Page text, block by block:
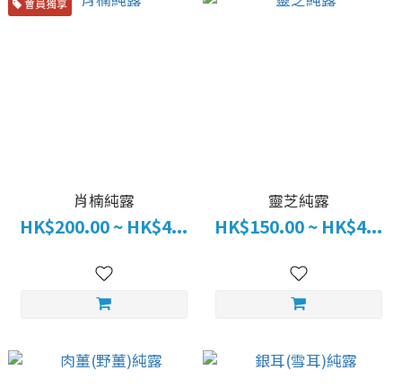
肖楠純露
HK$200.00 ~ HK$4...
靈芝純露
HK$150.00 ~ HK$4...